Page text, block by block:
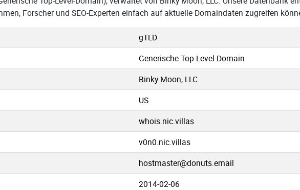
Forscher und SEO-Experten einfach auf aktuelle Domaindaten zugreifen
gTLD
Generische Top-Level-Domain
Binky Moon, LLC
US
whois.nic.villas
v0n0.nic.villas
hostmaster@donuts.email
2014-02-06